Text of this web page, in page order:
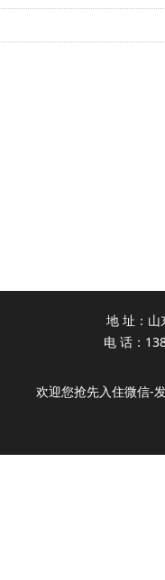
地 址：
电 话：
欢迎您抢先入住微信-